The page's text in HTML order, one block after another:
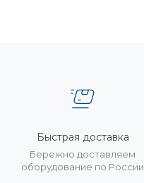
Быстрая доставка
Бережно доставляем
оборудование по России